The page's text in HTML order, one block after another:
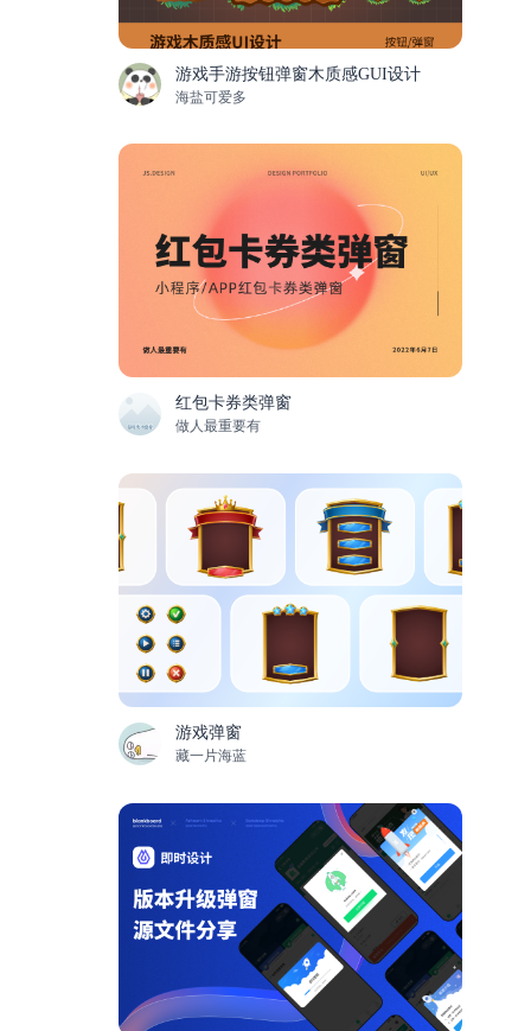
游戏手游按钮弹窗木质感GUI设计
海盐可爱多
红包卡券类弹窗
做人最重要有
游戏弹窗
藏一片海蓝